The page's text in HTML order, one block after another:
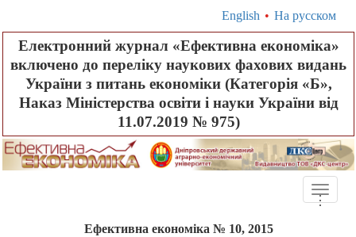
English • На русском
Електронний журнал «Ефективна економіка»
включено до переліку наукових фахових видань
України з питань економіки (Категорія «Б»,
Наказ Міністерства освіти і науки України від
11.07.2019 № 975)
Toggle
...
Ефективна економіка № 10, 2015